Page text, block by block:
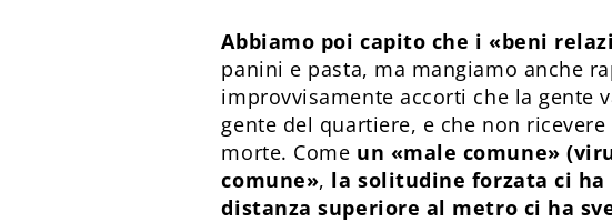
Abbiamo poi capito che i «beni
panini e pasta, ma mangiamo anche
improvvisamente accorti che la gente
gente del quartiere, e che non
morte. Come un «male comune»
comune», la solitudine forzata ci
distanza superiore al metro ci ha